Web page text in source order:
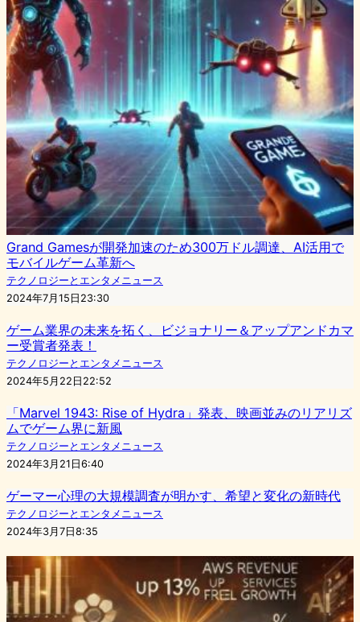
Grand Gamesが開発加速のため300万ドル調達、AI活用で
モバイルゲーム革新へ
テクノロジーとエンタメニュース
2024年7月15日23:30
ゲーム業界の未来を拓く、ビジョナリー＆アップアンドカマ
ー受賞者発表！
テクノロジーとエンタメニュース
2024年5月22日22:52
「Marvel 1943: Rise of Hydra」発表、映画並みのリアリズ
ムでゲーム界に新風
テクノロジーとエンタメニュース
2024年3月21日6:40
ゲーマー心理の大規模調査が明かす、希望と変化の新時代
テクノロジーとエンタメニュース
2024年3月7日8:35